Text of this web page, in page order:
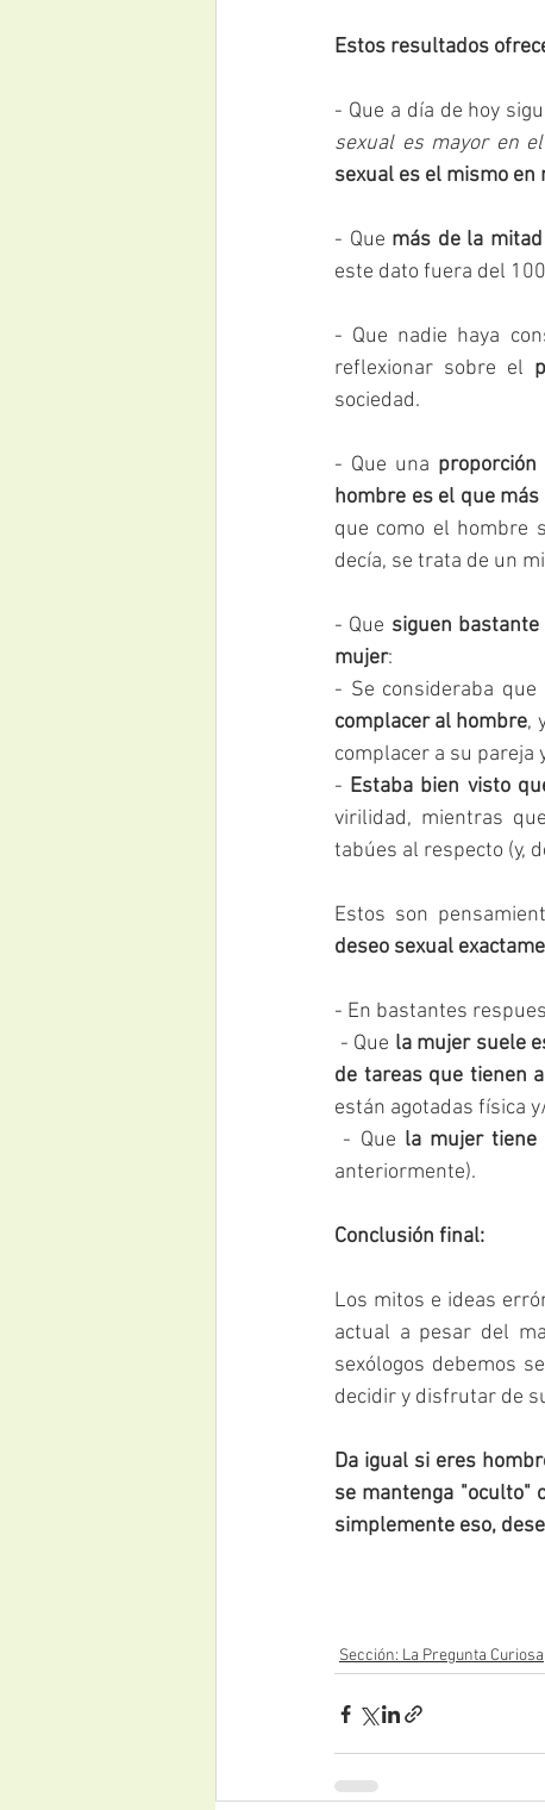
Estos resultados
- Que a día de hoy
sexual es mayor en
sexual es el mismo
- Que más de la
este dato fuera del
- Que nadie haya
reflexionar sobre el
sociedad.
- Que una
hombre es el que
que como el hombre
decía, se trata de un
- Que siguen
mujer:
- Se consideraba que
complacer al hombre,
complacer a su pareja
- Estaba bien visto
virilidad, mientras que
tabúes al respecto (y,
Estos son
deseo sexual
- En bastantes
- Que la mujer suele
de tareas que tienen
están agotadas física
- Que la mujer tiene
anteriormente).
Conclusión final:
Los mitos e ideas
actual a pesar del
sexólogos debemos
decidir y disfrutar de
Da igual si eres
se mantenga "oculto"
simplemente eso,
Sección: La Pregunta Curiosa